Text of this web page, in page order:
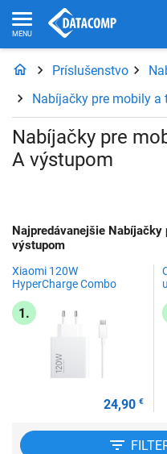
Príslušenstvo
Nabíjačky pre mobily a
Nabíjačky pre
A výstupom
Najpredávanejšie
výstupom
1.
Xiaomi 120W
HyperCharge Combo
24,90 €